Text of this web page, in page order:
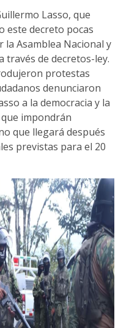
Lasso, que
este decreto pocas
la Asamblea Nacional y
través de decretos-ley.
protestas
denunciaron
a la democracia y la
impondrán
que llegará después
previstas para el 20